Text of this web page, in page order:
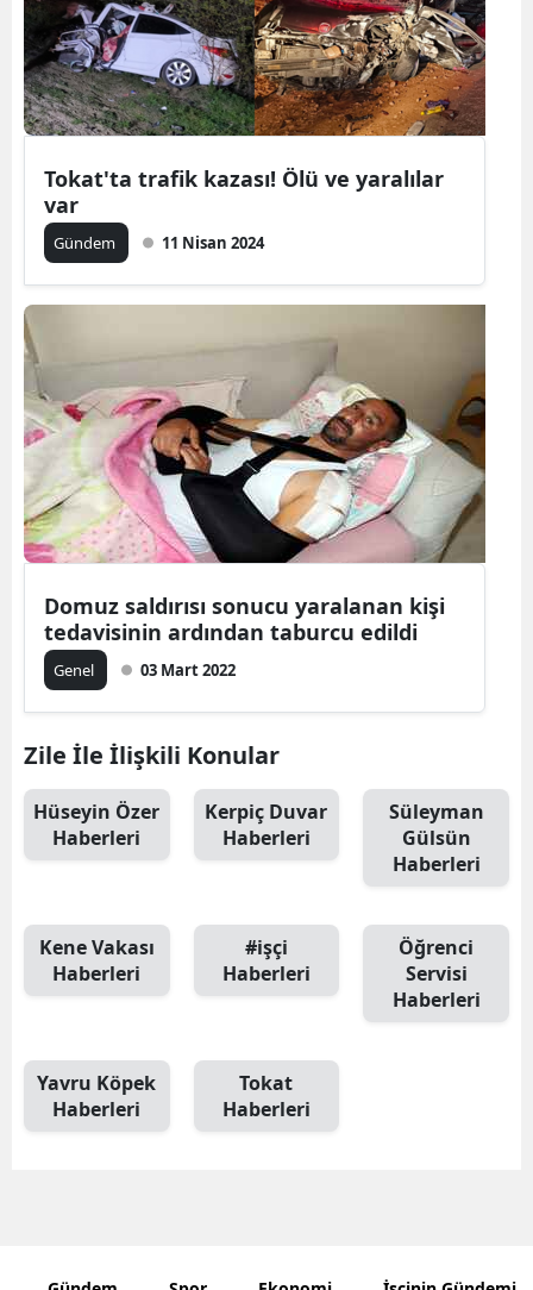
Tokat'ta trafik kazası! Ölü ve yaralılar
var
Gündem 11 Nisan 2024
Domuz saldırısı sonucu yaralanan kişi
tedavisinin ardından taburcu edildi
Genel 03 Mart 2022
Zile İle İlişkili Konular
Hüseyin Özer
Haberleri
Kerpiç Duvar
Haberleri
Süleyman
Gülsün
Haberleri
Kene Vakası
Haberleri
#işçi
Haberleri
Öğrenci
Servisi
Haberleri
Yavru Köpek
Haberleri
Tokat
Haberleri